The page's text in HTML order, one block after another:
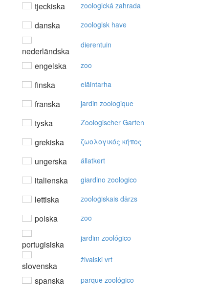
tjeckiska zoologická zahrada
danska zoologisk have
nederländska
dierentuin
engelska zoo
finska eläintarha
franska jardin zoologique
tyska Zoologischer Garten
grekiska ζωoλoγικός κήπoς
ungerska állatkert
italienska giardino zoologico
lettiska zooloģiskais dārzs
polska zoo
portugisiska
jardim zoológico
slovenska
živalski vrt
spanska parque zoológico